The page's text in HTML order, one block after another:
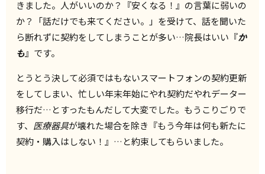
きました。人がいいのか？『安くなる！』の言葉に弱いの
か？「話だけでも来てください。」を受けて、話を聞いた
ら断れずに契約をしてしまうことが多い…院長はいい『か
も』です。
とうとう決して必須ではもないスマートフォンの契約更新
をしてしまい、忙しい年末年始にやれ契約だやれデーター
移行だ…とすったもんだして大変でした。もうこりごりで
す、 医療器具が壊れた場合を除き『もう今年は何も新たに
契約・購入はしない！』…と約束してもらいました。